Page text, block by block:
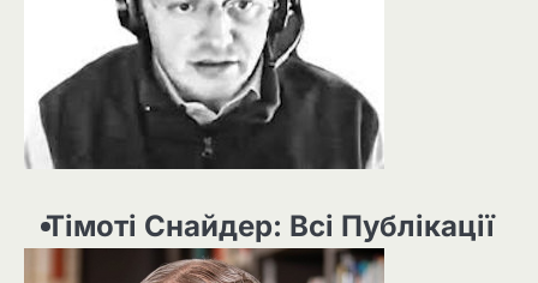
Тімоті Снайдер: Всі Публікації